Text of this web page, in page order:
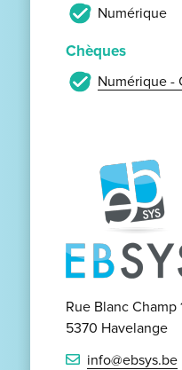
Numérique
Chèques
Numérique -
Rue Blanc Champ
5370 Havelange
info@ebsys.be